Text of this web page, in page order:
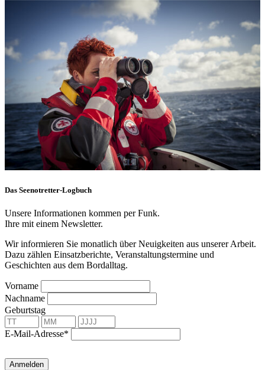
Das Seenotretter-Logbuch
Unsere Informationen kommen per Funk.
Ihre mit einem Newsletter.
Wir informieren Sie monatlich über Neuigkeiten aus unserer Arbeit.
Dazu zählen Einsatzberichte, Veranstaltungstermine und
Geschichten aus dem Bordalltag.
Vorname
Nachname
Geburtstag
E-Mail-Adresse*
Anmelden